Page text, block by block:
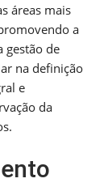
áreas mais
a
gestão de
na definição
e
da